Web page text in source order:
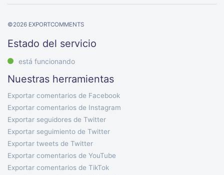
©2026 EXPORTCOMMENTS
Estado del servicio
está funcionando
Nuestras herramientas
Exportar comentarios de Facebook
Exportar comentarios de Instagram
Exportar seguidores de Twitter
Exportar seguimiento de Twitter
Exportar tweets de Twitter
Exportar comentarios de YouTube
Exportar comentarios de TikTok